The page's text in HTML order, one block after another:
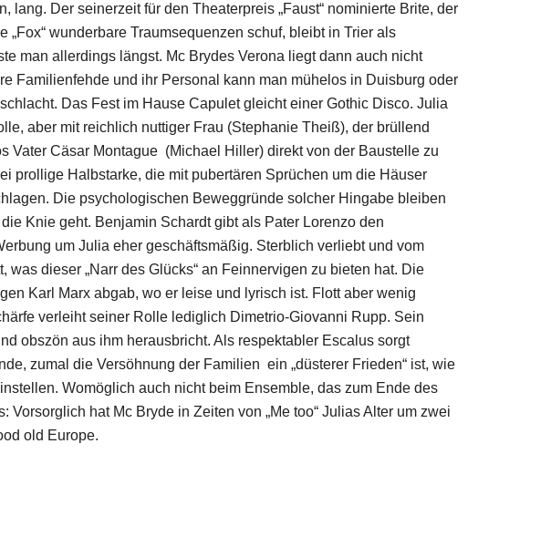
Der seinerzeit für den Theaterpreis „Faust“ nominierte Brite, der
wunderbare Traumsequenzen schuf, bleibt in Trier als
man allerdings längst. Mc Brydes Verona liegt dann auch nicht
Familienfehde und ihr Personal kann man mühelos in Duisburg oder
Das Fest im Hause Capulet gleicht einer Gothic Disco. Julia
aber mit reichlich nuttiger Frau (Stephanie Theiß), der brüllend
Vater Cäsar Montague (Michael Hiller) direkt von der Baustelle zu
prollige Halbstarke, die mit pubertären Sprüchen um die Häuser
Die psychologischen Beweggründe solcher Hingabe bleiben
Knie geht. Benjamin Schardt gibt als Pater Lorenzo den
um Julia eher geschäftsmäßig. Sterblich verliebt und vom
dieser „Narr des Glücks“ an Feinnervigen zu bieten hat. Die
Karl Marx abgab, wo er leise und lyrisch ist. Flott aber wenig
verleiht seiner Rolle lediglich Dimetrio-Giovanni Rupp. Sein
obszön aus ihm herausbricht. Als respektabler Escalus sorgt
zumal die Versöhnung der Familien ein „düsterer Frieden“ ist, wie
Womöglich auch nicht beim Ensemble, das zum Ende des
hat Mc Bryde in Zeiten von „Me too“ Julias Alter um zwei
old Europe.